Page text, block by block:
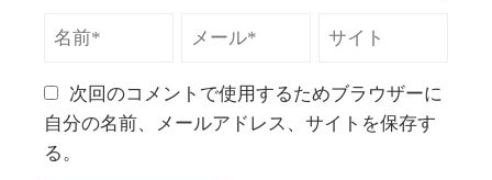
次回のコメントで使用するためブラウザーに
自分の名前、メールアドレス、サイトを保存す
る。